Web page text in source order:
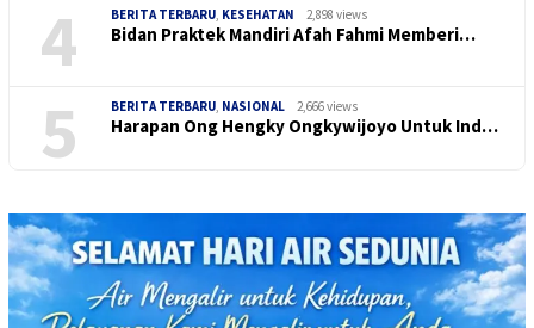
4 BERITA TERBARU KESEHATAN 2,898 views
Bidan Praktek Mandiri Afah Fahmi Memberi…
5 BERITA TERBARU NASIONAL 2,666 views
Harapan Ong Hengky Ongkywijoyo Untuk Ind…